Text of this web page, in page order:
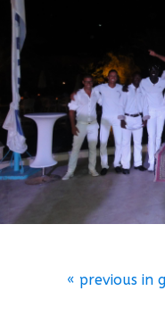
« previous in